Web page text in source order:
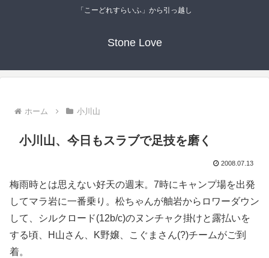
「こーどれすらいふ」から引っ越し
Stone Love
ホーム 小川山
小川山、今日もスラブで足技を磨く
2008.07.13
梅雨時とは思えない好天の週末。7時にキャンプ場を出発
してマラ岩に一番乗り。松ちゃんが舳岩からロワーダウン
して、シルクロード(12b/c)のヌンチャク掛けと露払いを
する頃、H山さん、K野嬢、こぐまさん(?)チームがご到
着。